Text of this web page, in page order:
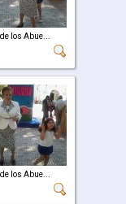
los Abue...
los Abue...